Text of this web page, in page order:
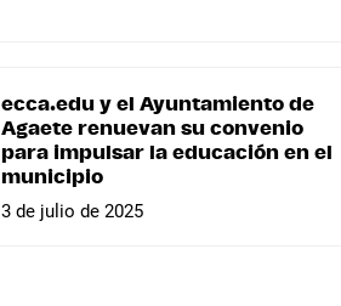
ecca.edu y el Ayuntamiento de
Agaete renuevan su convenio
para impulsar la educación en el
municipio
3 de julio de 2025